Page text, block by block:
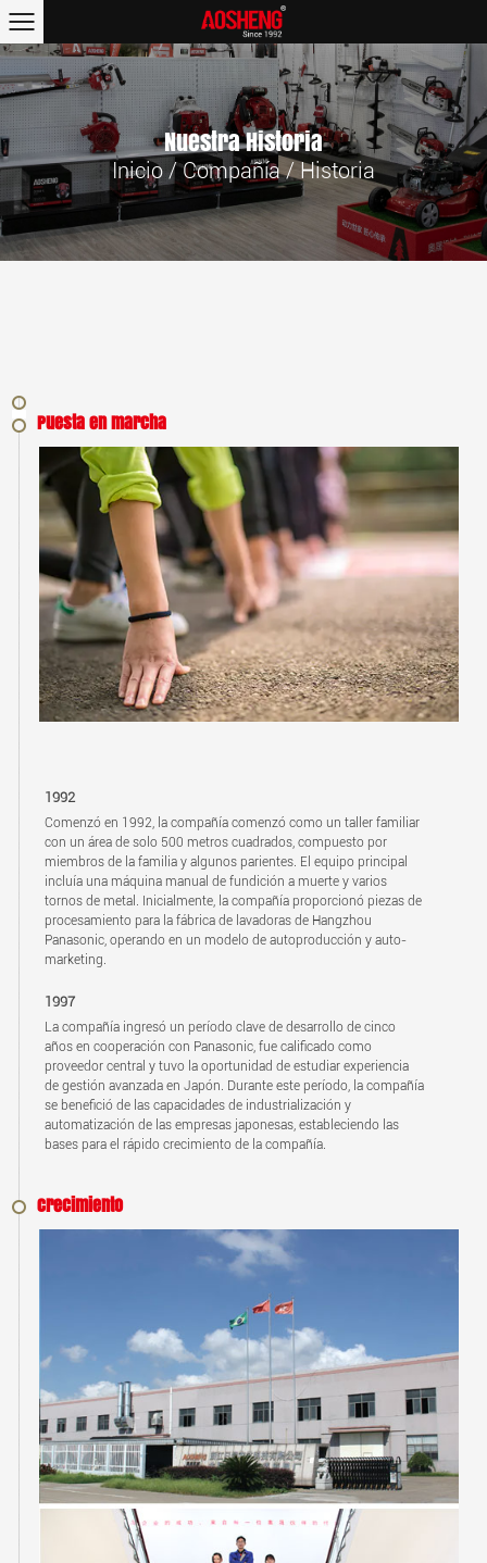
Nuestra Historia
Inicio/Compañía/Historia
Puesta en marcha
1992
Comenzó en 1992, la compañía comenzó como un taller familiar
con un área de solo 500 metros cuadrados, compuesto por
miembros de la familia y algunos parientes. El equipo principal
incluía una máquina manual de fundición a muerte y varios
tornos de metal. Inicialmente, la compañía proporcionó piezas de
procesamiento para la fábrica de lavadoras de Hangzhou
Panasonic, operando en un modelo de autoproducción y auto-
marketing.
1997
La compañía ingresó un período clave de desarrollo de cinco
años en cooperación con Panasonic, fue calificado como
proveedor central y tuvo la oportunidad de estudiar experiencia
de gestión avanzada en Japón. Durante este período, la compañía
se benefició de las capacidades de industrialización y
automatización de las empresas japonesas, estableciendo las
bases para el rápido crecimiento de la compañía.
Crecimiento